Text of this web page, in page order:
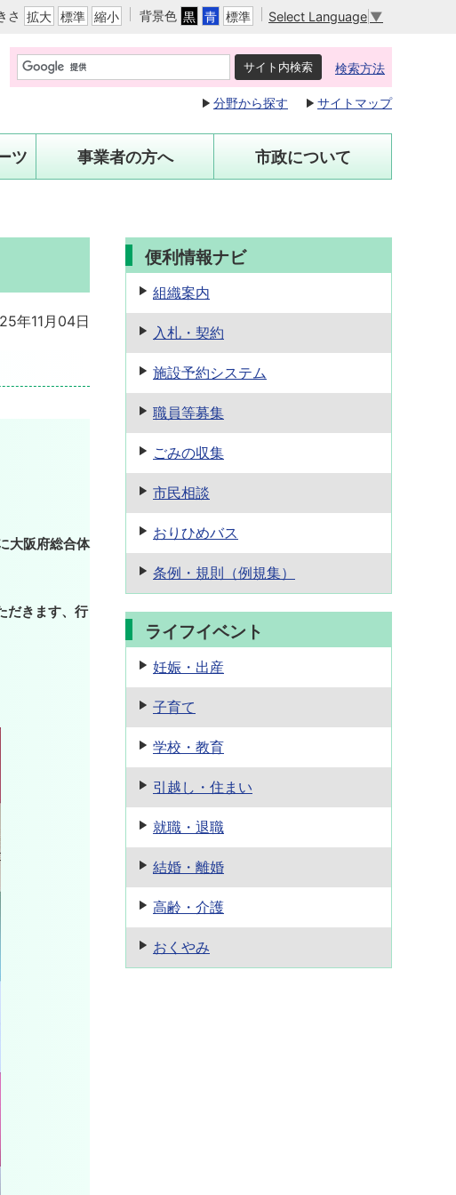
さ 拡大 標準 縮小 背景色 黒 青 標準 Select Language ▼
検索方法
分野から探す サイトマップ
ツ 事業者の方へ 市政について
年11月04日
大阪府総合体
だきます、行
便利情報ナビ
組織案内
入札・契約
施設予約システム
職員等募集
ごみの収集
市民相談
おりひめバス
条例・規則 （例規集）
ライフイベント
妊娠・出産
子育て
学校・教育
引越し・住まい
就職・退職
結婚・離婚
高齢・介護
おくやみ